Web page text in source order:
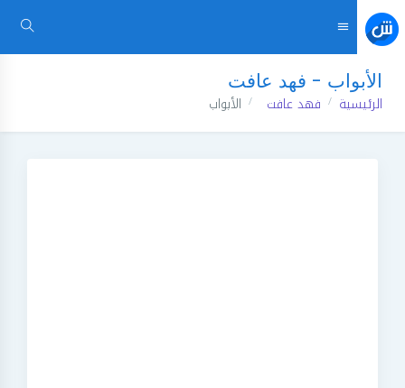
الأبواب - فهد عافت
الرئيسية فهد عافت الأبواب